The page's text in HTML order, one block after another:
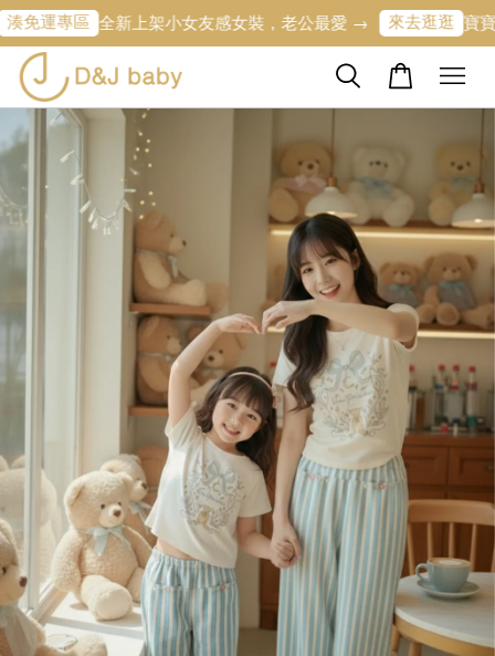
全新上架小女友感女裝，老公最愛 → 來去逛逛 寶寶的第一條